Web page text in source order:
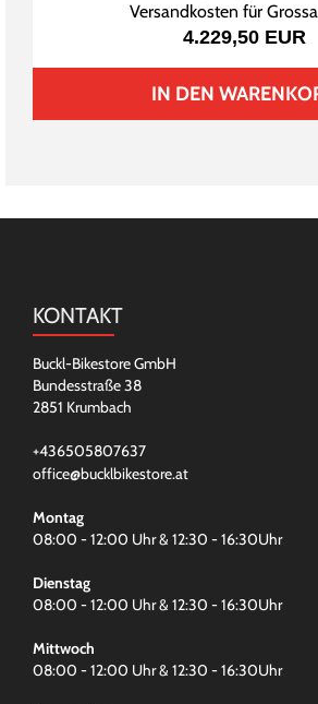
Versandkosten für
4.229,50 EUR
IN DEN
KONTAKT
Buckl-Bikestore GmbH
Bundesstraße 38
2851 Krumbach
+436505807637
office@bucklbikestore.at
Montag
08:00 - 12:00 Uhr & 12:30 - 16:30Uhr
Dienstag
08:00 - 12:00 Uhr & 12:30 - 16:30Uhr
Mittwoch
08:00 - 12:00 Uhr & 12:30 - 16:30Uhr